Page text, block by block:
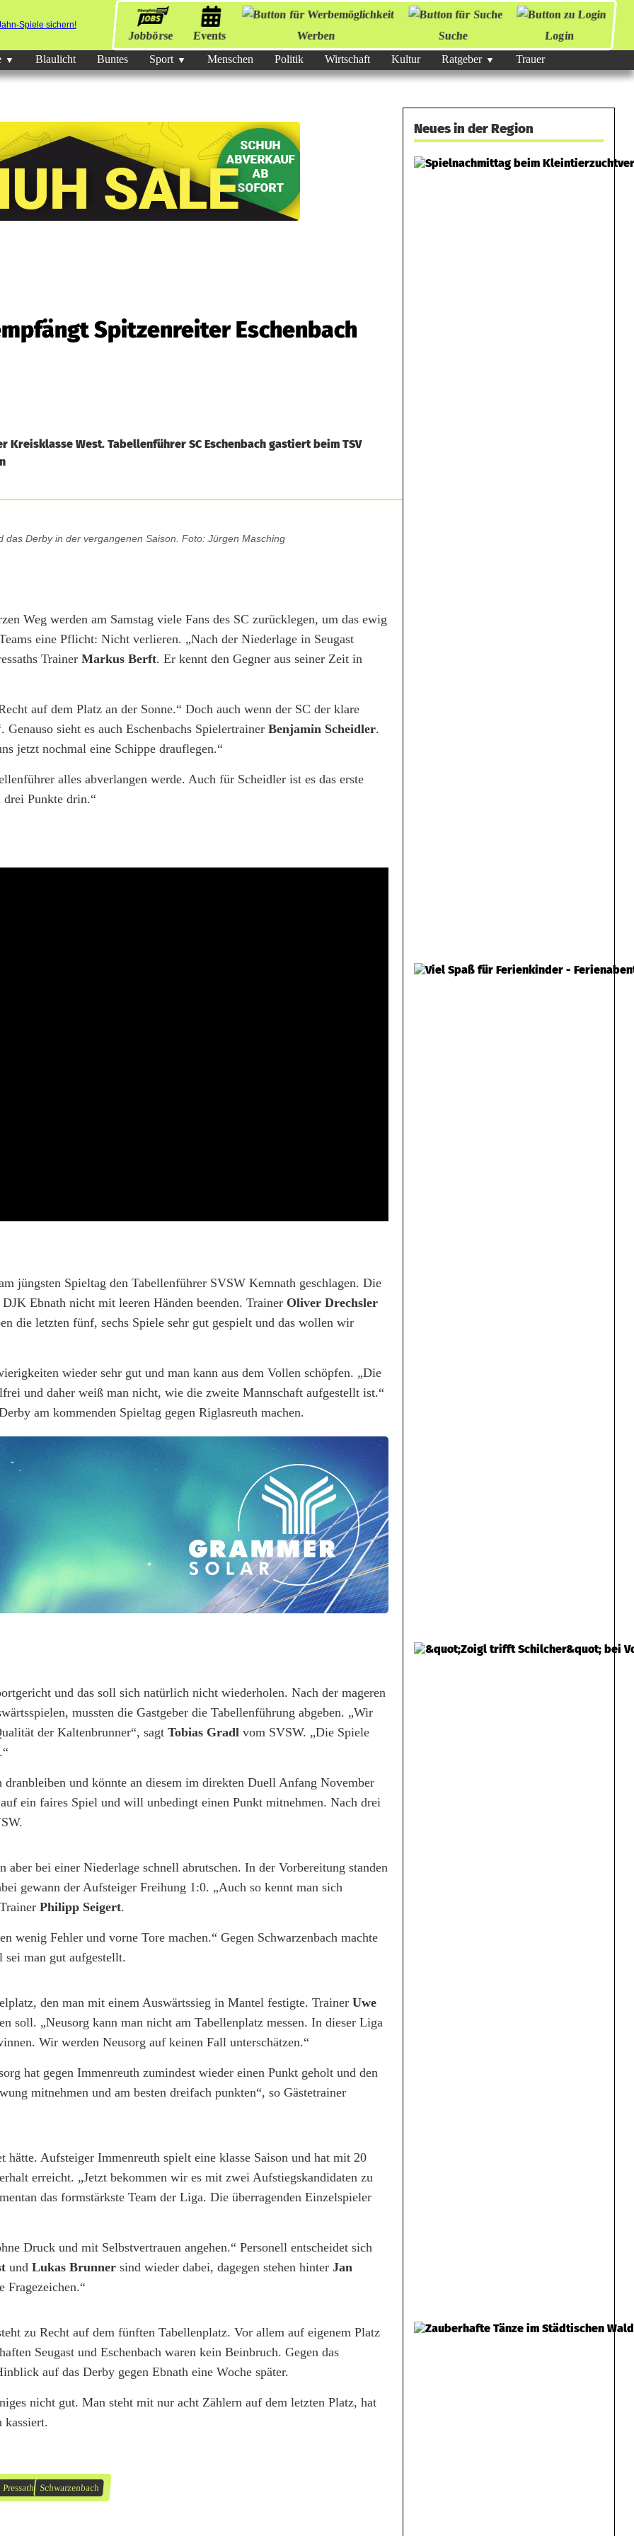
Jobbörse Events Werben Suche
Login
Blaulicht Buntes Sport Menschen Politik Wirtschaft Kultur Ratgeber Trauer
Spitzenreiter Eschenbach
West. Tabellenführer SC Eschenbach gastiert beim TSV
das Derby in der vergangenen Saison. Foto: Jürgen Masching
Weg werden am Samstag viele Fans des SC zurücklegen, um das ewig
eine Pflicht: Nicht verlieren. „Nach der Niederlage in Seugast
Trainer Markus Berft. Er kennt den Gegner aus seiner Zeit in
auf dem Platz an der Sonne.“ Doch auch wenn der SC der klare
sieht es auch Eschenbachs Spielertrainer Benjamin Scheidler.
jetzt nochmal eine Schippe drauflegen.“
alles abverlangen werde. Auch für Scheidler ist es das erste
Punkte drin.“
jüngsten Spieltag den Tabellenführer SVSW Kemnath geschlagen. Die
Ebnath nicht mit leeren Händen beenden. Trainer Oliver Drechsler
die letzten fünf, sechs Spiele sehr gut gespielt und das wollen wir
wieder sehr gut und man kann aus dem Vollen schöpfen. „Die
und daher weiß man nicht, wie die zweite Mannschaft aufgestellt ist.“
am kommenden Spieltag gegen Riglasreuth machen.
und das soll sich natürlich nicht wiederholen. Nach der mageren
mussten die Gastgeber die Tabellenführung abgeben. „Wir
der Kaltenbrunner“, sagt Tobias Gradl vom SVSW. „Die Spiele
und könnte an diesem im direkten Duell Anfang November
ein faires Spiel und will unbedingt einen Punkt mitnehmen. Nach drei
bei einer Niederlage schnell abrutschen. In der Vorbereitung standen
gewann der Aufsteiger Freihung 1:0. „Auch so kennt man sich
Philipp Seigert.
wenig Fehler und vorne Tore machen.“ Gegen Schwarzenbach machte
sei man gut aufgestellt.
den man mit einem Auswärtssieg in Mantel festigte. Trainer Uwe
soll. „Neusorg kann man nicht am Tabellenplatz messen. In dieser Liga
Wir werden Neusorg auf keinen Fall unterschätzen.“
hat gegen Immenreuth zumindest wieder einen Punkt geholt und den
mitnehmen und am besten dreifach punkten“, so Gästetrainer
Aufsteiger Immenreuth spielt eine klasse Saison und hat mit 20
erreicht. „Jetzt bekommen wir es mit zwei Aufstiegskandidaten zu
das formstärkste Team der Liga. Die überragenden Einzelspieler
Druck und mit Selbstvertrauen angehen.“ Personell entscheidet sich
und Lukas Brunner sind wieder dabei, dagegen stehen hinter Jan
Fragezeichen.“
zu Recht auf dem fünften Tabellenplatz. Vor allem auf eigenem Platz
Seugast und Eschenbach waren kein Beinbruch. Gegen das
auf das Derby gegen Ebnath eine Woche später.
nicht gut. Man steht mit nur acht Zählern auf dem letzten Platz, hat
kassiert.
Pressath Schwarzenbach
Neues in der Region